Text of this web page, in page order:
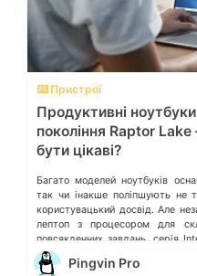
⌨️ Пристрої
Продуктивні
покоління Raptor
бути цікаві?
Багато моделей ноутбуків
так чи інакше поліпшують не
користувацький досвід. Але
лептоп з процесором для
повсякденних завдань, серія
широкий спектр варіантів для
Intel® Core™ 13-го покоління для
Pingvin Pro